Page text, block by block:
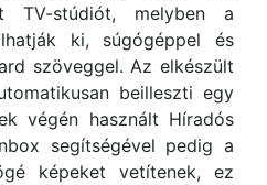
TV-stúdiót, melyben a
ki, súgógéppel és
szöveggel. Az elkészült
beilleszti egy
végén használt Híradós
segítségével pedig a
képeket vetítenek, ez